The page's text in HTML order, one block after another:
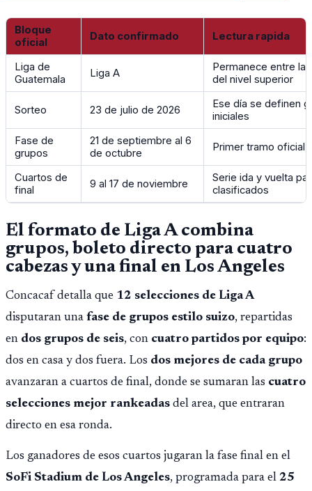
Guatemala y dejó una participación destacada de la
delegación nacional, según el balance oficial de CDAG.
Bloque
oficial
Dato confirmado Lectura rapida
Liga de
Guatemala
Liga A
Permanece entre
del nivel superior
Sorteo 23 de julio de 2026
Ese día se definen
iniciales
Fase de
grupos
21 de septiembre al 6
de octubre
Primer tramo oficial
Cuartos de
final
9 al 17 de noviembre
Serie ida y vuelta
clasificados
El formato de Liga A combina
grupos, boleto directo para cuatro
cabezas y una final en Los Angeles
Concacaf detalla que 12 selecciones de Liga A
disputaran una fase de grupos estilo suizo, repartidas
en dos grupos de seis, con cuatro partidos por equipo:
dos en casa y dos fuera. Los dos mejores de cada grupo
avanzaran a cuartos de final, donde se sumaran las cuatro
selecciones mejor rankeadas del area, que entraran
directo en esa ronda.
Los ganadores de esos cuartos jugaran la fase final en el
SoFi Stadium de Los Angeles, programada para el 25